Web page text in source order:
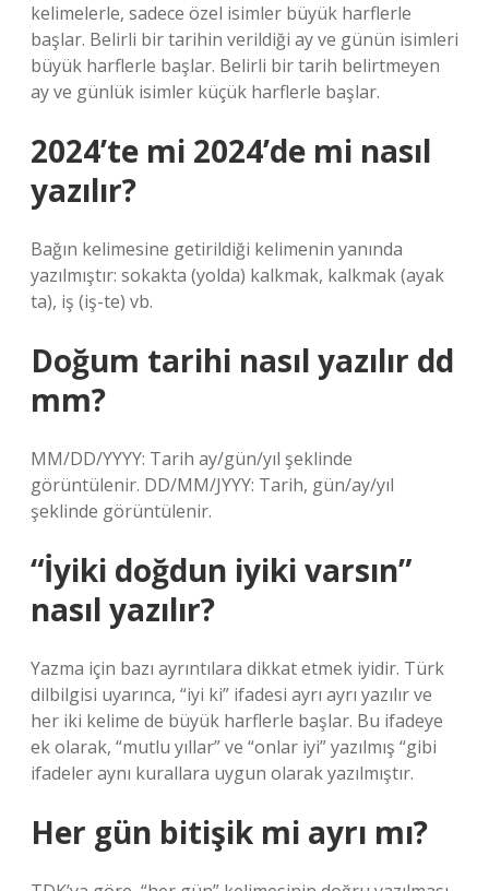
kelimelerle, sadece özel isimler büyük harflerle
başlar. Belirli bir tarihin verildiği ay ve günün isimleri
büyük harflerle başlar. Belirli bir tarih belirtmeyen
ay ve günlük isimler küçük harflerle başlar.
2024’te mi 2024’de mi nasıl
yazılır?
Bağın kelimesine getirildiği kelimenin yanında
yazılmıştır: sokakta (yolda) kalkmak, kalkmak (ayak
ta), iş (iş-te) vb.
Doğum tarihi nasıl yazılır dd
mm?
MM/DD/YYYY: Tarih ay/gün/yıl şeklinde
görüntülenir. DD/MM/JYYY: Tarih, gün/ay/yıl
şeklinde görüntülenir.
“İyiki doğdun iyiki varsın”
nasıl yazılır?
Yazma için bazı ayrıntılara dikkat etmek iyidir. Türk
dilbilgisi uyarınca, “iyi ki” ifadesi ayrı ayrı yazılır ve
her iki kelime de büyük harflerle başlar. Bu ifadeye
ek olarak, “mutlu yıllar” ve “onlar iyi” yazılmış “gibi
ifadeler aynı kurallara uygun olarak yazılmıştır.
Her gün bitişik mi ayrı mı?